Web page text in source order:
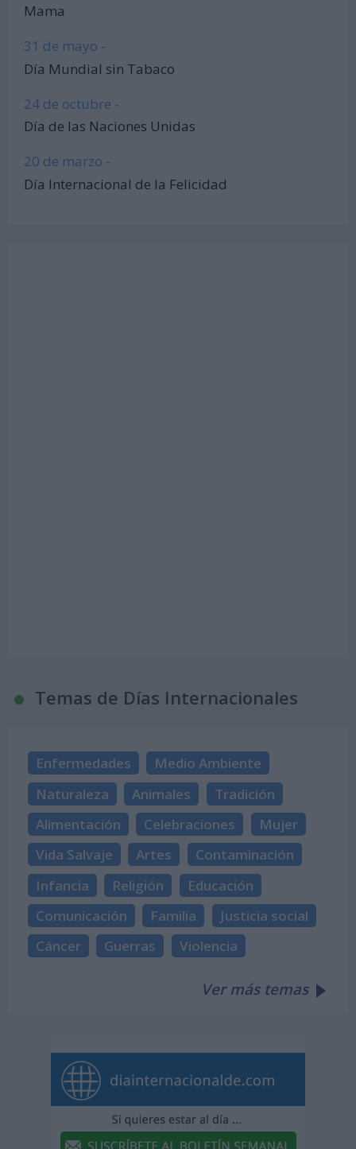
Mama
31 de mayo -
Día Mundial sin Tabaco
24 de octubre -
Día de las Naciones Unidas
20 de marzo -
Día Internacional de la Felicidad
Temas de Días Internacionales
Enfermedades
Medio Ambiente
Naturaleza
Animales
Tradición
Alimentación
Celebraciones
Mujer
Vida Salvaje
Artes
Contaminación
Infancia
Religión
Educación
Comunicación
Familia
Justicia social
Cáncer
Guerras Violencia
Ver más temas